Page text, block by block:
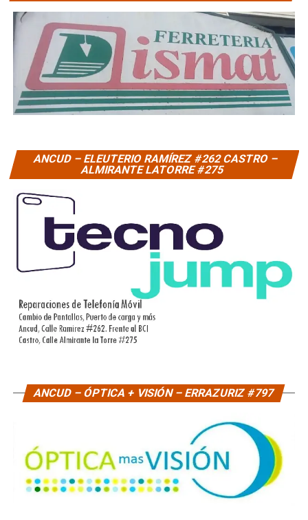
ANCUD – ELEUTERIO RAMÍREZ #262 CASTRO –
ALMIRANTE LATORRE #275
ANCUD – ÓPTICA + VISIÓN – ERRAZURIZ #797